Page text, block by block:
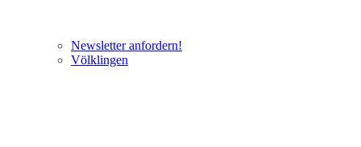
Newsletter anfordern!
Völklingen